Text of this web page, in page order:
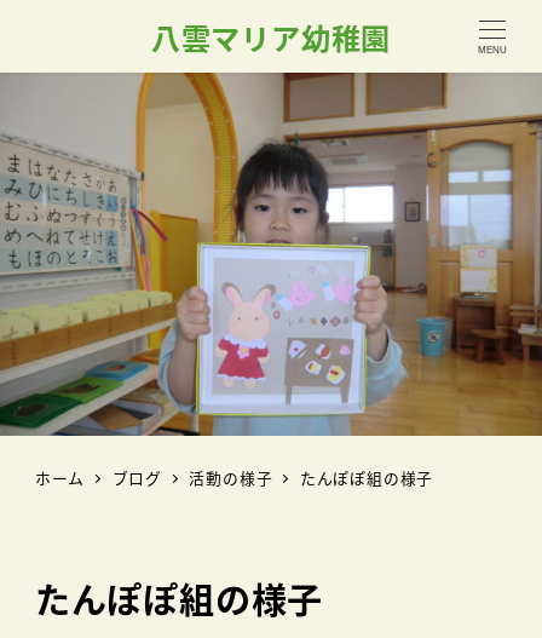
八雲マリア幼稚園 MENU
ホーム ブログ 活動の様子 たんぽぽ組の様子
たんぽぽ組の様子